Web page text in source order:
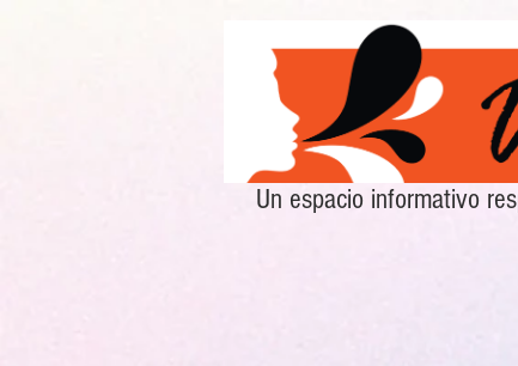
Un espacio informativo